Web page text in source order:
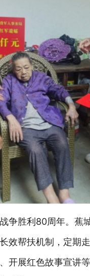
争胜利80周年。蕉
效帮扶机制，定期
开展红色故事宣讲